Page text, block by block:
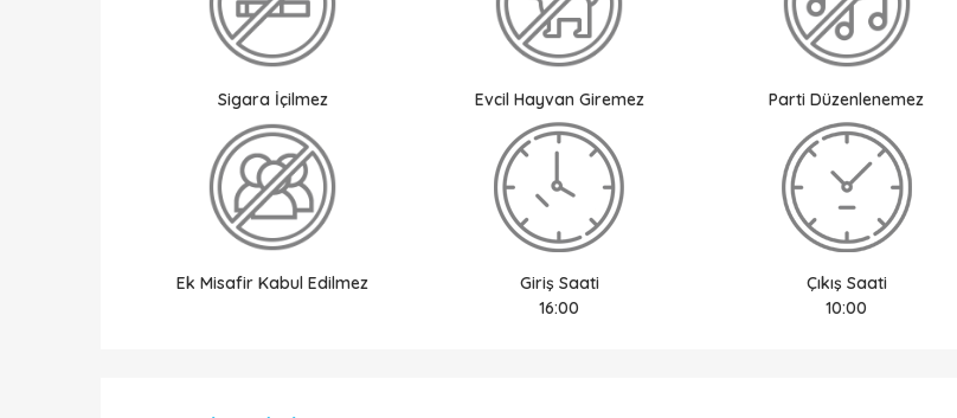
Sigara İçilmez Evcil Hayvan Giremez Parti Düzenlenemez
Ek Misafir Kabul Edilmez
Giriş Saati
16:00
Çıkış Saati
10:00